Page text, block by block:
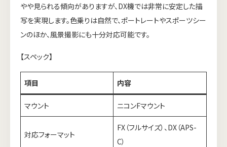
やや見られる傾向がありますが、DX機では非常に安定した描
写を実現します。色乗りは自然で、ポートレートやスポーツシー
ンのほか、風景撮影にも十分対応可能です。
【スペック】
項目 内容
マウント ニコンFマウント
対応フォーマット
FX（フルサイズ）、DX（APS-
C）